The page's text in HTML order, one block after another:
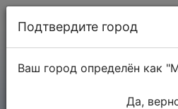
Подтвердите город
Ваш город определён как
Да,